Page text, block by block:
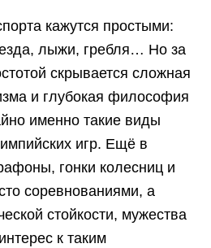
кажутся простыми:
лыжи, гребля… Но за
скрывается сложная
и глубокая философия
именно такие виды
игр. Ещё в
гонки колесниц и
соревнованиями, а
стойкости, мужества
к таким